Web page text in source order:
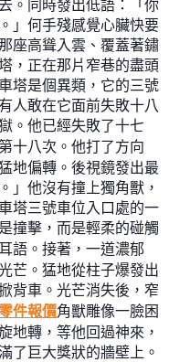
。同時發出低語：「你
」何手殘感覺心臟快要
座高聳入雲、覆蓋著鏽
，正在那片窄巷的盡頭
塔是個異類，它的三號
人敢在它面前失敗十八
。他已經失敗了十七
十八次。他打了方向
地偏轉。後視鏡發出最
」他沒有撞上獨角獸，
塔三號車位入口處的一
撞擊，而是輕柔的碰觸
語。接著，一道濃郁
芒。猛地從柱子爆發出
背車。光芒消失後，窄
件報價角獸雕像一臉困
地轉，等他回過神來，
了巨大獎狀的牆壁上。